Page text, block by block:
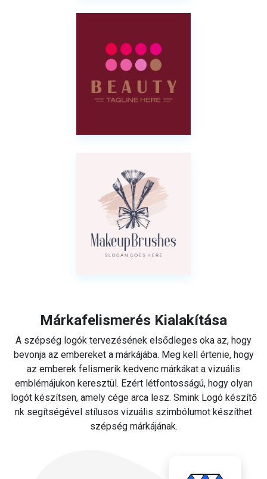
Márkafelismerés Kialakítása
A szépség logók tervezésének elsődleges oka az, hogy
bevonja az embereket a márkájába. Meg kell értenie, hogy
az emberek felismerik kedvenc márkákat a vizuális
emblémájukon keresztül. Ezért létfontosságú, hogy olyan
logót készítsen, amely cége arca lesz. Smink Logó készítő
nk segítségével stílusos vizuális szimbólumot készíthet
szépség márkájának.